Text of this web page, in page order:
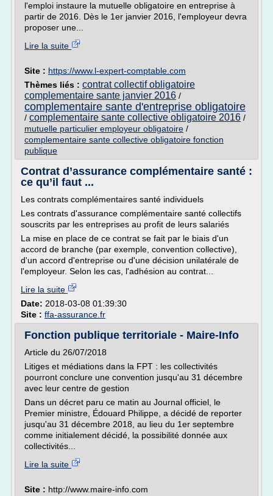
l'emploi instaure la mutuelle obligatoire en entreprise à
partir de 2016. Dès le 1er janvier 2016, l'employeur devra
proposer une...
Lire la suite
Site : https://www.l-expert-comptable.com
Thèmes liés : contrat collectif obligatoire
complementaire sante janvier 2016 /
complementaire sante d'entreprise obligatoire
/ complementaire sante collective obligatoire 2016 /
mutuelle particulier employeur obligatoire /
complementaire sante collective obligatoire fonction
publique
Contrat d’assurance complémentaire santé :
ce qu’il faut ...
Les contrats complémentaires santé individuels
Les contrats d'assurance complémentaire santé collectifs
souscrits par les entreprises au profit de leurs salariés
La mise en place de ce contrat se fait par le biais d'un
accord de branche (par exemple, convention collective),
d'un accord d'entreprise ou d'une décision unilatérale de
l'employeur. Selon les cas, l'adhésion au contrat...
Lire la suite
Date: 2018-03-08 01:39:30
Site : ffa-assurance.fr
Fonction publique territoriale - Maire-Info
Article du 26/07/2018
Litiges et médiations dans la FPT : les collectivités
pourront conclure une convention jusqu'au 31 décembre
avec leur centre de gestion
Dans un décret paru ce matin au Journal officiel, le
Premier ministre, Édouard Philippe, a décidé de reporter
jusqu'au 31 décembre 2018, au lieu du 1er septembre
comme initialement décidé, la possibilité donnée aux
collectivités...
Lire la suite
Site : http://www.maire-info.com